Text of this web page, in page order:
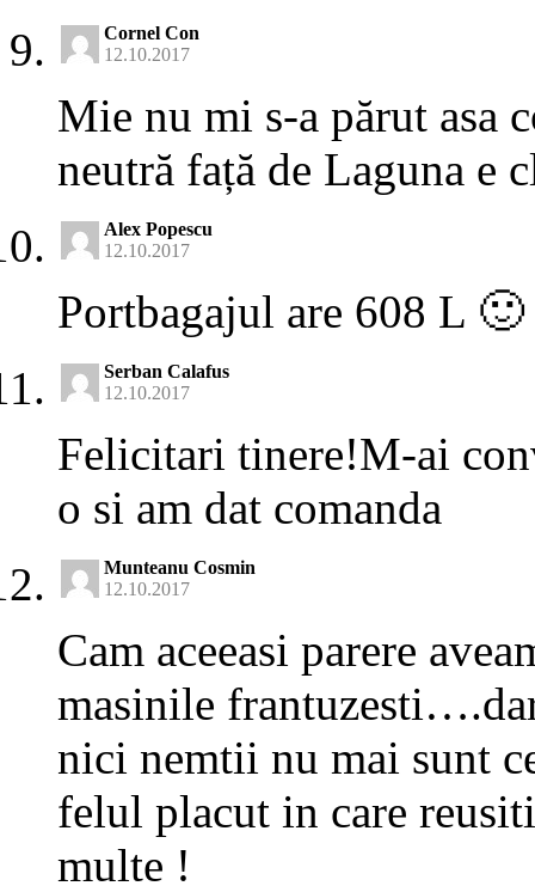
Cornel Con
12.10.2017
Mie nu mi s-a părut asa
neutră față de Laguna e
Alex Popescu
12.10.2017
Portbagajul are 608 L 🙂
Serban Calafus
12.10.2017
Felicitari tinere!M-ai
o si am dat comanda
Munteanu Cosmin
12.10.2017
Cam aceeasi parere
masinile
nici nemtii nu mai sunt
felul placut in care
multe !